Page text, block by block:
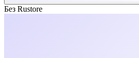
Без Rustore